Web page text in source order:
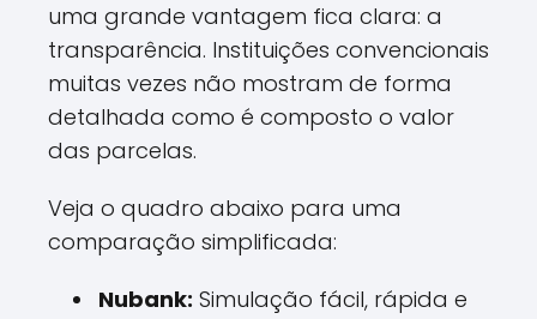
uma grande vantagem fica clara: a
transparência. Instituições convencionais
muitas vezes não mostram de forma
detalhada como é composto o valor
das parcelas.
Veja o quadro abaixo para uma
comparação simplificada:
Nubank: Simulação fácil, rápida e